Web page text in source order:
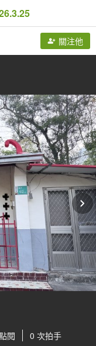
關注他
閱 0 次拍手